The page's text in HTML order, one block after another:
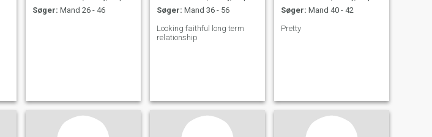
Søger: Mand 26 - 46
Søger: Mand 36 - 56
Looking faithful long term
relationship
Søger: Mand 40 - 42
Pretty